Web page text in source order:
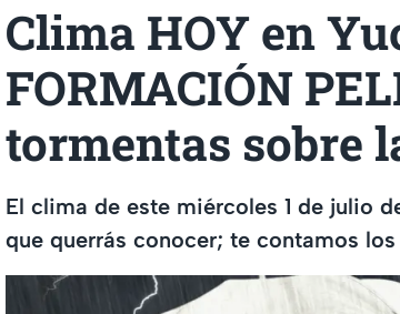
Clima HOY en
FORMACIÓN
tormentas sobre
El clima de este miércoles 1 de julio
que querrás conocer; te contamos